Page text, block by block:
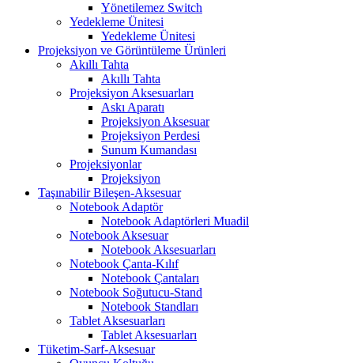
Yönetilemez Switch
Yedekleme Ünitesi
Yedekleme Ünitesi
Projeksiyon ve Görüntüleme Ürünleri
Akıllı Tahta
Akıllı Tahta
Projeksiyon Aksesuarları
Askı Aparatı
Projeksiyon Aksesuar
Projeksiyon Perdesi
Sunum Kumandası
Projeksiyonlar
Projeksiyon
Taşınabilir Bileşen-Aksesuar
Notebook Adaptör
Notebook Adaptörleri Muadil
Notebook Aksesuar
Notebook Aksesuarları
Notebook Çanta-Kılıf
Notebook Çantaları
Notebook Soğutucu-Stand
Notebook Standları
Tablet Aksesuarları
Tablet Aksesuarları
Tüketim-Sarf-Aksesuar